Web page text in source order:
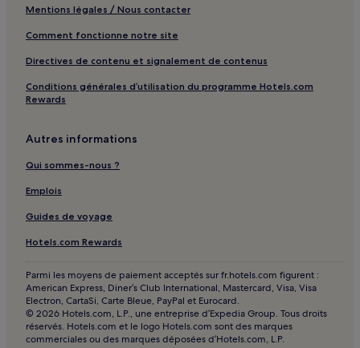
Cité d'Albany : hôtels
Mentions légales / Nous contacter
Comment fonctionne notre site
Directives de contenu et signalement de contenus
Conditions générales d’utilisation du programme Hotels.com
Rewards
Autres informations
Qui sommes-nous ?
Emplois
Guides de voyage
Hotels.com Rewards
Parmi les moyens de paiement acceptés sur fr.hotels.com figurent :
American Express, Diner’s Club International, Mastercard, Visa, Visa
Electron, CartaSi, Carte Bleue, PayPal et Eurocard.
© 2026 Hotels.com, L.P., une entreprise d’Expedia Group. Tous droits
réservés. Hotels.com et le logo Hotels.com sont des marques
commerciales ou des marques déposées d’Hotels.com, L.P.